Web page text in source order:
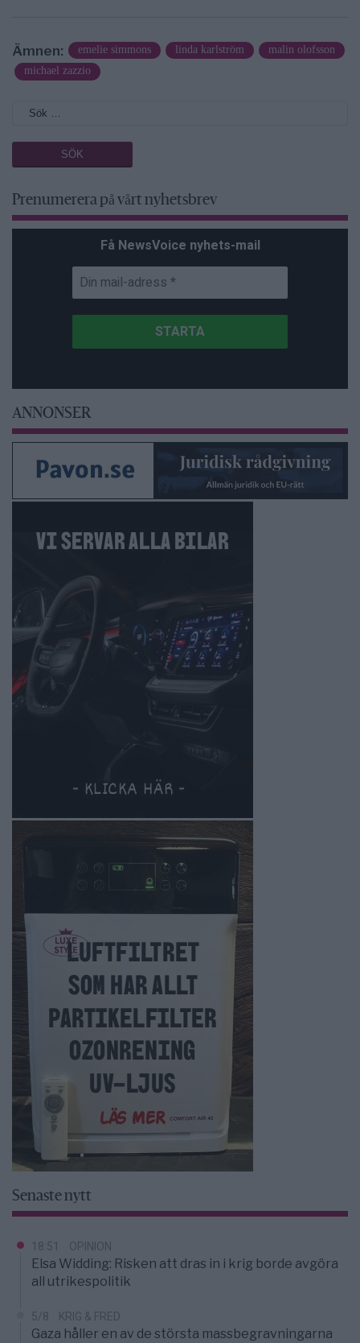
Ämnen: emelie simmons linda karlström
malin olofsson
michael zazzio
Prenumerera på vårt nyhetsbrev
Få NewsVoice nyhets-mail
ANNONSER
Senaste nytt
18:51 OPINION
Elsa Widding: Risken att dras in i krig borde avgöra
all utrikespolitik
5/8 KRIG & FRED
Gaza håller en av de största massbegravningarna